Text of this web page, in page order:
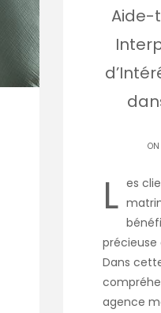
Aide-
L es
Dans
agence